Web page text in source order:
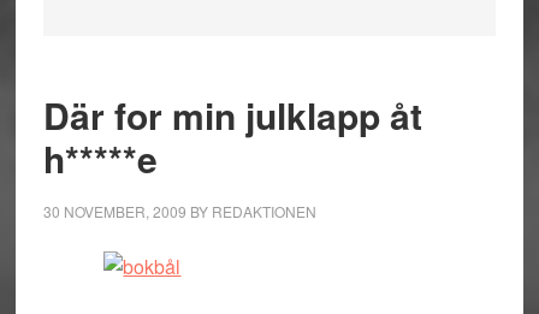
Där for min julklapp åt
h*****e
30 NOVEMBER, 2009 BY REDAKTIONEN